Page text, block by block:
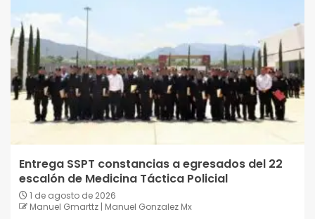
Entrega SSPT constancias a egresados del 22
escalón de Medicina Táctica Policial
1 de agosto de 2026
Manuel Gmarttz | Manuel Gonzalez Mx